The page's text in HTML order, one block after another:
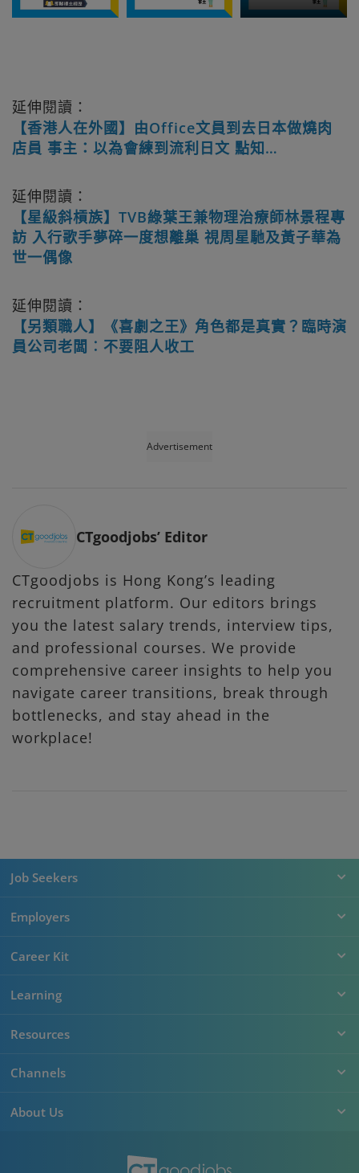
延伸閱讀：
【香港人在外國】由Office文員到去日本做燒肉
店員 事主：以為會練到流利日文 點知…
延伸閱讀：
【星級斜槓族】TVB綠葉王兼物理治療師林景程專
訪 入行歌手夢碎一度想離巢 視周星馳及黃子華為
世一偶像
延伸閱讀：
【另類職人】《喜劇之王》角色都是真實？臨時演
員公司老闆︰不要阻人收工
Advertisement
CTgoodjobs’ Editor
CTgoodjobs is Hong Kong’s leading
recruitment platform. Our editors brings
you the latest salary trends, interview tips,
and professional courses. We provide
comprehensive career insights to help you
navigate career transitions, break through
bottlenecks, and stay ahead in the
workplace!
Job Seekers
Employers
Career Kit
Learning
Resources
Channels
About Us